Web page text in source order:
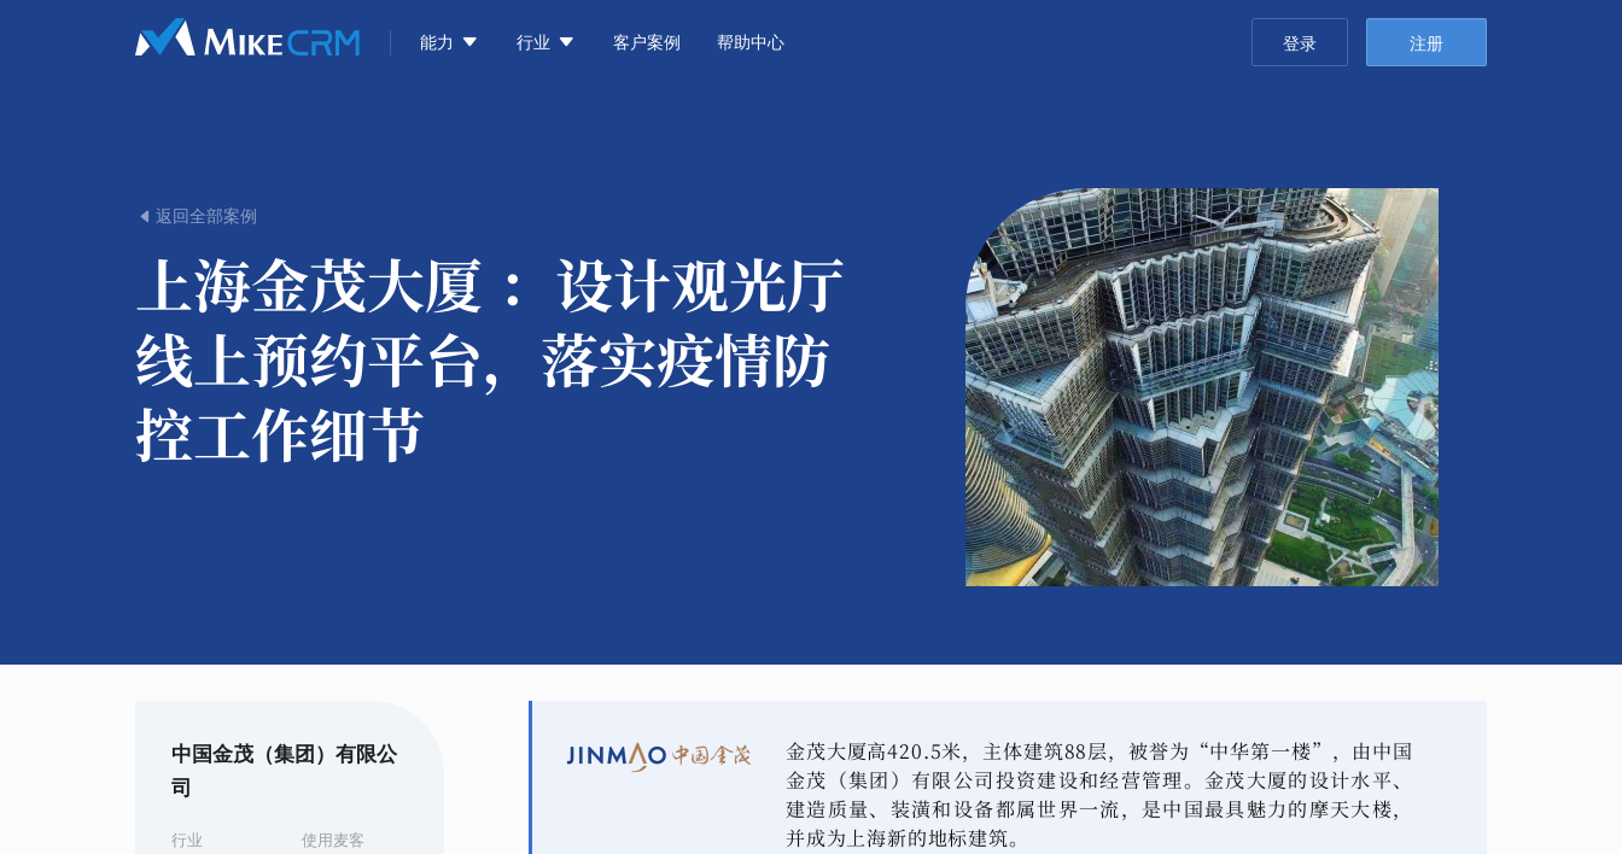
能力  行业  客户案例 帮助中心 登录 注册
 返回全部案例
上海金茂大厦 ： 设计观光厅
线上预约平台，落实疫情防
控工作细节
中国金茂（集团）有限公
司
行业 使用麦客
金茂大厦高420.5米，主体建筑88层，被誉为“中华第一楼”，由中国
金茂（集团）有限公司投资建设和经营管理。金茂大厦的设计水平、
建造质量、装潢和设备都属世界一流，是中国最具魅力的摩天大楼，
并成为上海新的地标建筑。